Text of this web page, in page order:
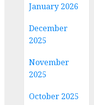
January 2026
December
2025
November
2025
October 2025